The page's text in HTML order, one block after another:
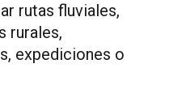
rutas fluviales,
rurales,
expediciones o